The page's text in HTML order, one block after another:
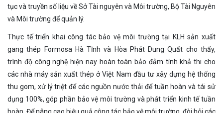
tục và truyền số liệu về Sở Tài nguyên và Môi trường, Bộ Tài Nguyên
và Môi trường để quản lý.
Thực tế triển khai công tác bảo vệ môi trường tại KLH sản xuất
gang thép Formosa Hà Tĩnh và Hòa Phát Dung Quất cho thấy,
trình độ công nghệ hiện nay hoàn toàn bảo đảm tính khả thi cho
các nhà máy sản xuất thép ở Việt Nam đầu tư xây dựng hệ thống
thu gom, xử lý triệt để các nguồn nước thải để tuần hoàn và tái sử
dụng 100%, góp phần bảo vệ môi trường và phát triển kinh tế tuần